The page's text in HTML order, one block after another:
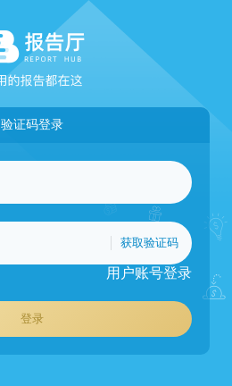
验证码登录
获取验证码
用户账号登录
登录